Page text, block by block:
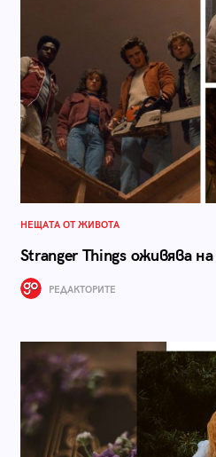
НЕЩАТА ОТ ЖИВОТА
Stranger Things оживява
РЕДАКТОРИТЕ